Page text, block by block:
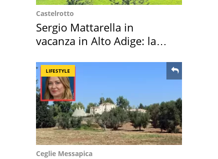
Castelrotto
Sergio Mattarella in
vacanza in Alto Adige: la
LIFESTYLE
Ceglie Messapica